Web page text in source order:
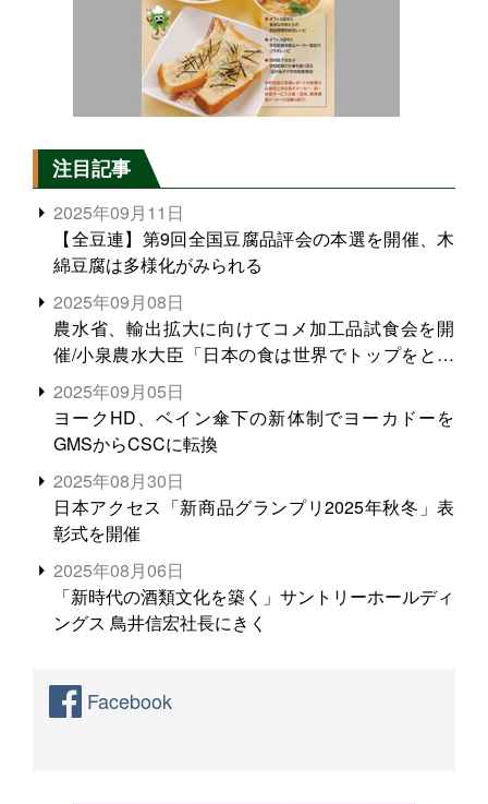
注目記事
2025年09月11日
【全豆連】第9回全国豆腐品評会の本選を開催、木
綿豆腐は多様化がみられる
2025年09月08日
農水省、輸出拡大に向けてコメ加工品試食会を開
催/小泉農水大臣「日本の食は世界でトップをとれ
る。米増産に向けて、米輸出需要の拡大を」
2025年09月05日
ヨークHD、ベイン傘下の新体制でヨーカドーを
GMSからCSCに転換
2025年08月30日
日本アクセス「新商品グランプリ2025年秋冬」表
彰式を開催
2025年08月06日
「新時代の酒類文化を築く」サントリーホールディ
ングス 鳥井信宏社長にきく
Facebook